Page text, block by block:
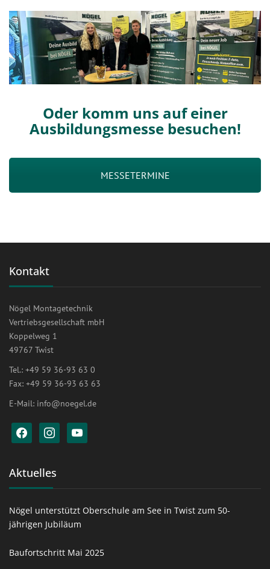
Oder komm uns auf einer
Ausbildungsmesse besuchen!
MESSETERMINE
Kontakt
Nögel Montagetechnik
Vertriebsgesellschaft mbH
Koppelweg 1
49767 Twist
Tel.: +49 59 36-93 63 0
Fax: +49 59 36-93 63 63
E-Mail: info@noegel.de
facebook instagramyoutube
Aktuelles
Nögel unterstützt Oberschule am See in Twist zum 50-
jährigen Jubiläum
Baufortschritt Mai 2025